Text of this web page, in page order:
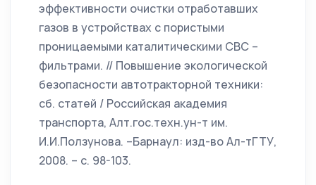
эффективности очистки отработавших
газов в устройствах с пористыми
проницаемыми каталитическими СВС –
фильтрами. // Повышение экологической
безопасности автотракторной техники:
сб. статей / Российская академия
транспорта, Алт.гос.техн.ун-т им.
И.И.Ползунова. –Барнаул: изд-во Ал-тГТУ,
2008. – с. 98-103.